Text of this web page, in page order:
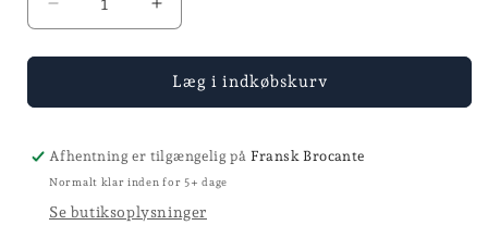
Reducer
antallet
for
Øg
antallet
for
Brødkurv
Læg i indkøbskurv
Afhentning er tilgængelig på Fransk Brocante
Normalt klar inden for 5+ dage
Se butiksoplysninger